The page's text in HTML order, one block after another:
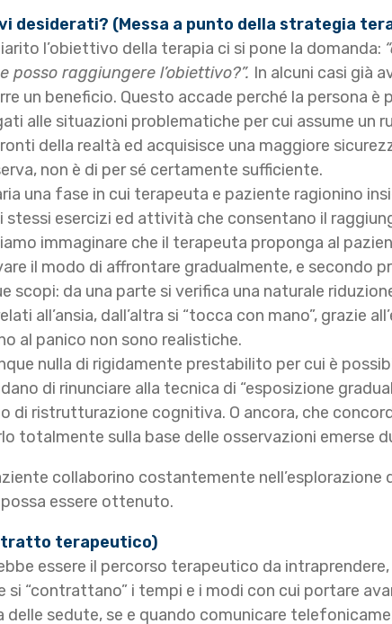
desiderati? (Messa a punto della strategia
l’obiettivo della terapia ci si pone la domanda:
posso raggiungere l’obiettivo?”. In alcuni casi già
un beneficio. Questo accade perché la persona è
alle situazioni problematiche per cui assume un
della realtà ed acquisisce una maggiore
non è di per sé certamente sufficiente.
una fase in cui terapeuta e paziente ragionino
esercizi ed attività che consentano il
immaginare che il terapeuta proponga al
il modo di affrontare gradualmente, e secondo
scopi: da una parte si verifica una naturale
all’ansia, dall’altra si “tocca con mano”, grazie
al panico non sono realistiche.
nulla di rigidamente prestabilito per cui è
di rinunciare alla tecnica di “esposizione
di ristrutturazione cognitiva. O ancora, che
totalmente sulla base delle osservazioni emerse
collaborino costantemente nell’esplorazione
essere ottenuto.
terapeutico)
essere il percorso terapeutico da intraprendere,
si “contrattano” i tempi e i modi con cui portare
delle sedute, se e quando comunicare